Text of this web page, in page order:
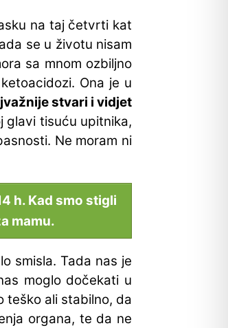
na taj četvrti kat
se u životu nisam
sa mnom ozbiljno
Ona je u
stvari i vidjet
glavi tisuću upitnika,
Ne moram ni
h. Kad smo stigli
mamu.
smisla. Tada nas je
moglo dočekati u
teško ali stabilno, da
organa, te da ne